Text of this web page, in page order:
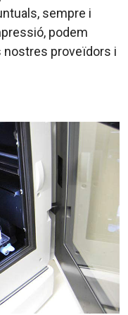
sempre i
podem
nostres proveïdors i